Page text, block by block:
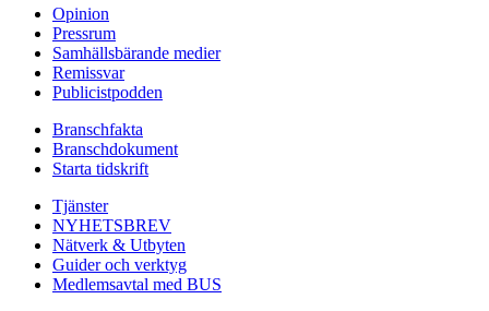
Opinion
Pressrum
Samhällsbärande medier
Remissvar
Publicistpodden
Branschfakta
Branschdokument
Starta tidskrift
Tjänster
NYHETSBREV
Nätverk & Utbyten
Guider och verktyg
Medlemsavtal med BUS